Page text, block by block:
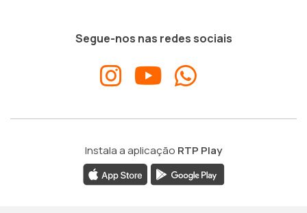
Segue-nos nas redes sociais
Instala a aplicação RTP Play